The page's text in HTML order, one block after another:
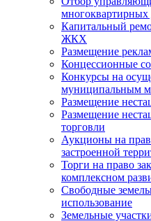
многоквартирных
Капитальный
ЖКХ
Размещение
Концессионные
Конкурсы на
муниципальным
Размещение
Размещение
торговли
Аукционы на
застроенной
Торги на право
комплексном
Свободные
использование
Земельные